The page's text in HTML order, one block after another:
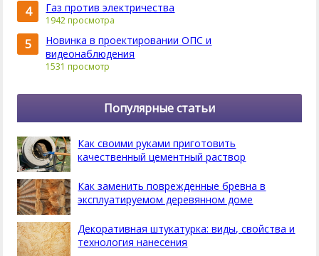
4 Газ против электричества
1942 просмотра
5
Новинка в проектировании ОПС и
видеонаблюдения
1531 просмотр
Популярные статьи
Как своими руками приготовить
качественный цементный раствор
Как заменить поврежденные бревна в
эксплуатируемом деревянном доме
Декоративная штукатурка: виды, свойства и
технология нанесения